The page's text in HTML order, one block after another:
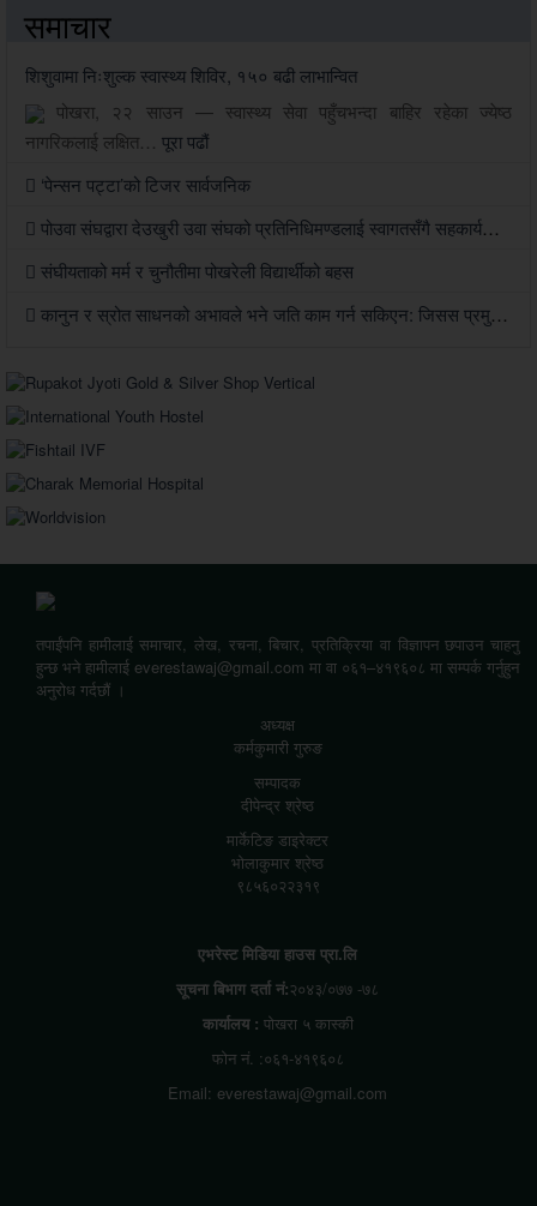
समाचार
शिशुवामा निःशुल्क स्वास्थ्य शिविर, १५० बढी लाभान्वित
पोखरा, २२ साउन — स्वास्थ्य सेवा पहुँचभन्दा बाहिर रहेका ज्येष्ठ
नागरिकलाई लक्षित… पूरा पढौं
‘पेन्सन पट्टा’को टिजर सार्वजनिक
पोउवा संघद्वारा देउखुरी उवा संघको प्रतिनिधिमण्डलाई स्वागतसँगै सहकार्यको सहमति
संघीयताको मर्म र चुनौतीमा पोखरेली विद्यार्थीको बहस
कानुन र स्रोत साधनको अभावले भने जति काम गर्न सकिएन: जिसस प्रमुख पौडेल
तपाईंपनि हामीलाई समाचार, लेख, रचना, बिचार, प्रतिक्रिया वा विज्ञापन छपाउन चाहनु
हुन्छ भने हामीलाई everestawaj@gmail.com मा वा ०६१–४१९६०८ मा सम्पर्क गर्नुहुन
अनुरोध गर्दछौं ।
अध्यक्ष
कर्मकुमारी गुरुङ
सम्पादक
दीपेन्द्र श्रेष्ठ
मार्केटिङ डाइरेक्टर
भोलाकुमार श्रेष्ठ
९८५६०२२३१९
एभरेस्ट मिडिया हाउस प्रा.लि
सूचना बिभाग दर्ता नं:२०४३/०७७ -७८
कार्यालय : पोखरा ५ कास्की
फोन नं. :०६१-४१९६०८
Email: everestawaj@gmail.com